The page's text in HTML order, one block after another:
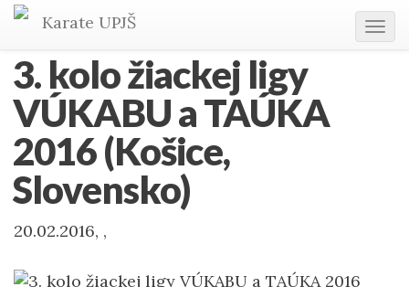
Karate UPJŠ
3. kolo žiackej ligy
VÚKABU a TAÚKA
2016 (Košice,
Slovensko)
20.02.2016, ,